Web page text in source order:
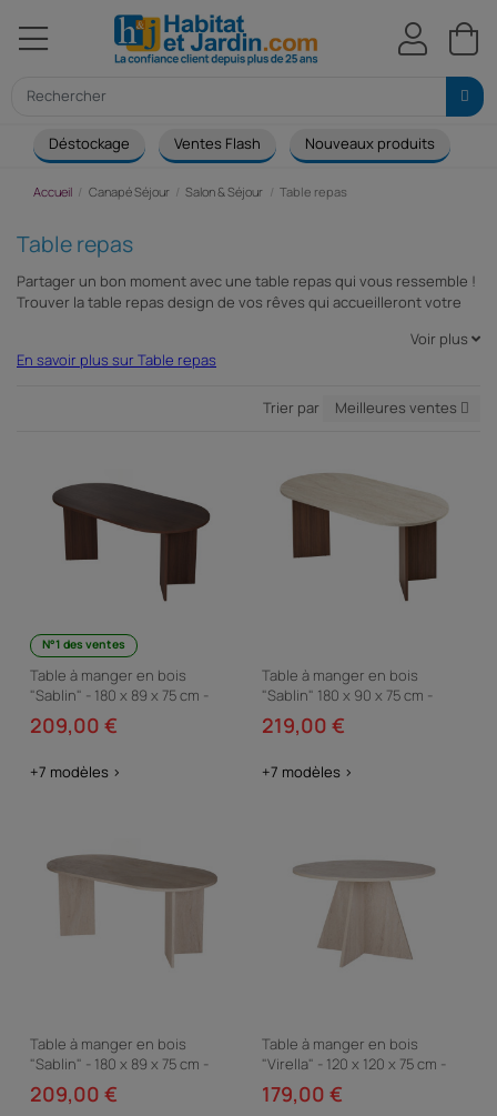
Déstockage Ventes Flash Nouveaux produits
Accueil Canapé Séjour Salon & Séjour Table repas
Table repas
Partager un bon moment avec une table repas qui vous ressemble !
Trouver la table repas design de vos rêves qui accueilleront votre
convivial et de détente. Habitat et jardin vous propose une large
gamme de table repas en plusieurs matériaux : table repas en bois
Voir plus
En savoir plus sur Table repas
Trier par Meilleures ventes
N°1 des ventes
Table à manger en bois
"Sablin" - 180 x 89 x 75 cm -
Noyer
209,00 €
+7 modèles >
Table à manger en bois
"Sablin" 180 x 90 x 75 cm -
Travertin
219,00 €
+7 modèles >
Table à manger en bois
"Sablin" - 180 x 89 x 75 cm -
Travertin
209,00 €
Table à manger en bois
"Virella" - 120 x 120 x 75 cm -
Travertin
179,00 €